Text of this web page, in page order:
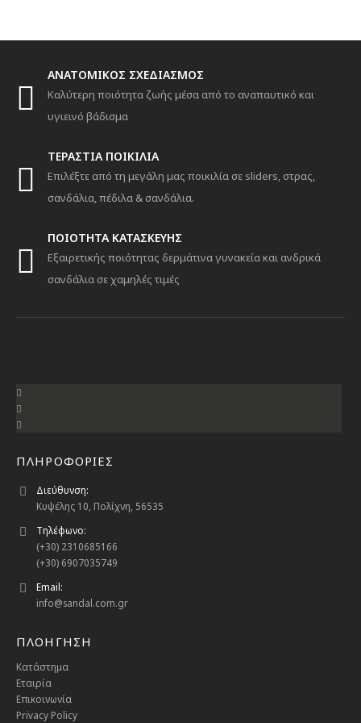
ANATOMIKΟΣ ΣΧΕΔΙΑΣΜΟΣ
Καλύτερη ποιότητα ζωής μέσα από το αναπαυτικό και
υγιεινό βάδισμα
ΤΕΡΑΣΤΙΑ ΠΟΙΚΙΛΙΑ
Επιλέξτε από τη μεγάλη μας ποικιλία σε sliders, στρας,
σανδάλια, πέδιλα & σανδάλια.
ΠΟΙΟΤΗΤΑ ΚΑΤΑΣΚΕΥΗΣ
Εξαιρετικής ποιότητας δερμάτινα γυνακεία και ανδρικά
σανδάλια σε χαμηλές τιμές
ΠΛΗΡΟΦΟΡΙΕΣ
Διεύθυνση:
Κυψέλης 10, Πολίχνη, 56535
Τηλέφωνο:
(+30) 2310685166
(+30) 6907035749
Email:
info@sandal.com.gr
ΠΛΟΗΓΗΣΗ
Κατάστημα
Εταιρία
Επικοινωνία
Privacy Policy